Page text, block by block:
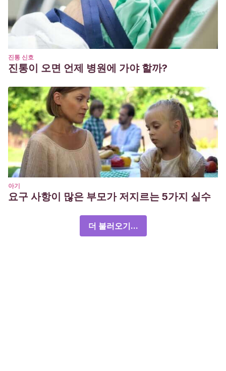
진통 신호
진통이 오면 언제 병원에 가야 할까?
아기
요구 사항이 많은 부모가 저지르는 5가지 실수
더 불러오기...